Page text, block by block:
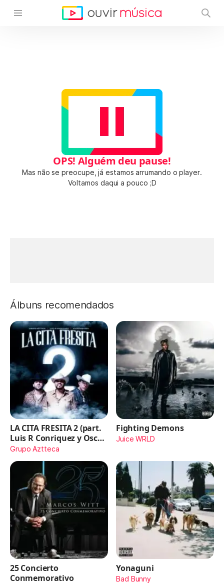
OPS! Alguém deu pause!
Mas não se preocupe, já estamos arrumando o player.
Voltamos daqui a pouco ;D
Álbuns recomendados
LA CITA FRESITA 2 (part.
Luis R Conriquez y Oscar
Maydon)
Grupo Aztteca
Fighting Demons
Juice WRLD
25 Concierto
Conmemorativo
Yonaguni
Bad Bunny